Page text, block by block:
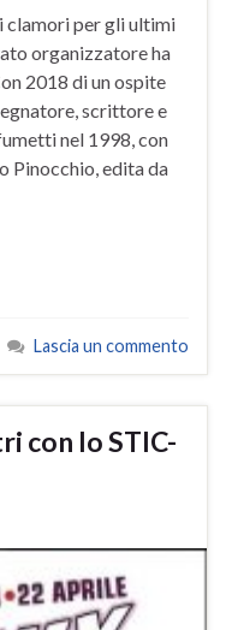
clamori per gli ultimi
organizzatore ha
2018 di un ospite
scrittore e
nel 1998, con
Pinocchio, edita da
Lascia un commento
con lo STIC-